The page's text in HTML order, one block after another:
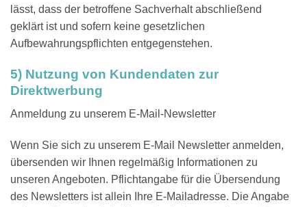
lässt, dass der betroffene Sachverhalt abschließend
geklärt ist und sofern keine gesetzlichen
Aufbewahrungspflichten entgegenstehen.
5) Nutzung von Kundendaten zur
Direktwerbung
Anmeldung zu unserem E-Mail-Newsletter
Wenn Sie sich zu unserem E-Mail Newsletter anmelden,
übersenden wir Ihnen regelmäßig Informationen zu
unseren Angeboten. Pflichtangabe für die Übersendung
des Newsletters ist allein Ihre E-Mailadresse. Die Angabe